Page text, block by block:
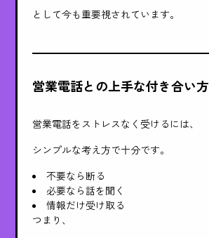
として今も重要視されています。
営業電話との上手な付き合い方
営業電話をストレスなく受けるには、
シンプルな考え方で十分です。
不要なら断る
必要なら話を聞く
情報だけ受け取る
つまり、